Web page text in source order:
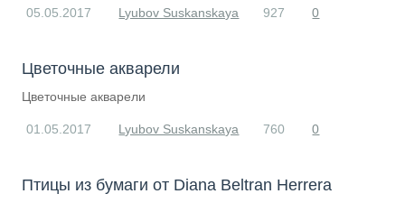
05.05.2017 Lyubov Suskanskaya 927 0
​Цветочные акварели
​Цветочные акварели
01.05.2017 Lyubov Suskanskaya 760 0
Птицы из бумаги от Diana Beltran Herrera